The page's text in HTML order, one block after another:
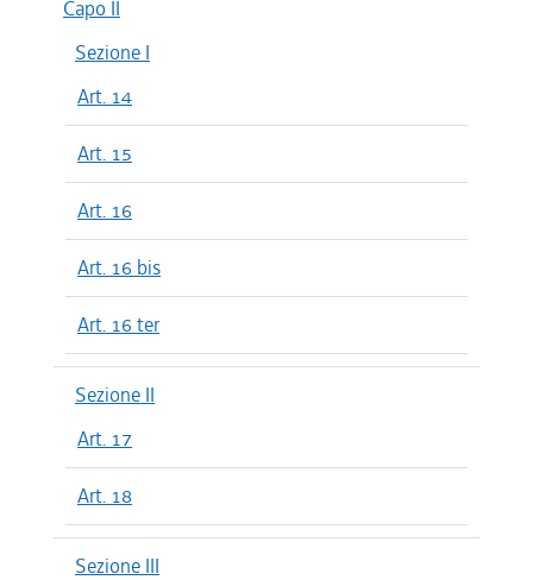
Capo II
Sezione I
Art. 14
Art. 15
Art. 16
Art. 16 bis
Art. 16 ter
Sezione II
Art. 17
Art. 18
Sezione III